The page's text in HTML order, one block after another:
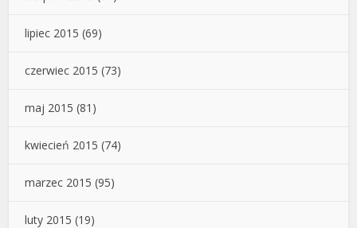
lipiec 2015 (69)
czerwiec 2015 (73)
maj 2015 (81)
kwiecień 2015 (74)
marzec 2015 (95)
luty 2015 (19)